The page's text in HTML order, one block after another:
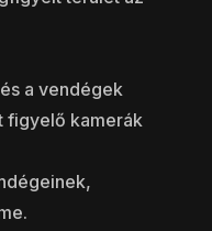
a vendégek
figyelő kamerák